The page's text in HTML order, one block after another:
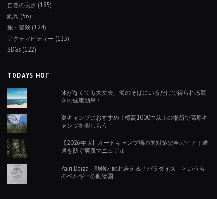
自然の良さ (185)
離島 (56)
旅・冒険 (124)
アクティビティー (123)
SDGs (122)
TODAYS HOT
泳がなくても大丈夫。海のそばにいるだけで得られる驚
きの健康効果！
夏キャンプにおすすめ！標高1000m以上の場所で高原キ
ャンプを楽しもう
【2026年版】オートキャンプ場の熊対策完全ガイド｜遭
遇を防ぐ実践マニュアル
Pairi Daiza 動物と触れ合える「パラダイス」という名
のベルギーの動物園